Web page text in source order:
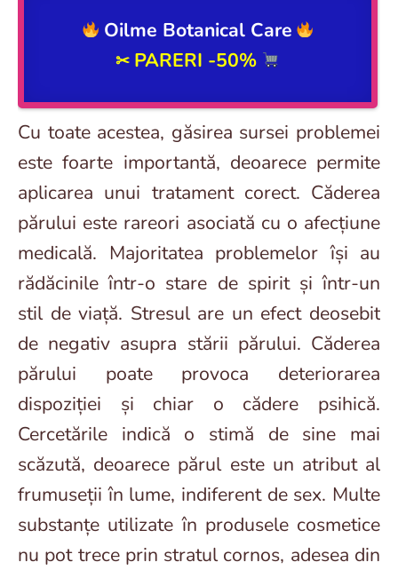
Oilme Botanical Care
✂ PARERI -50%
Cu toate acestea, găsirea sursei problemei
este foarte importantă, deoarece permite
aplicarea unui tratament corect. Căderea
părului este rareori asociată cu o afecțiune
medicală. Majoritatea problemelor își au
rădăcinile într-o stare de spirit și într-un
stil de viață. Stresul are un efect deosebit
de negativ asupra stării părului. Căderea
părului poate provoca deteriorarea
dispoziției și chiar o cădere psihică.
Cercetările indică o stimă de sine mai
scăzută, deoarece părul este un atribut al
frumuseții în lume, indiferent de sex. Multe
substanțe utilizate în produsele cosmetice
nu pot trece prin stratul cornos, adesea din